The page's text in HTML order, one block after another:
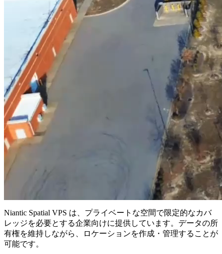
Niantic Spatial VPS は、プライベートな空間で限定的なカバ
レッジを必要とする企業向けに提供しています。データの所
有権を維持しながら、ロケーションを作成・管理することが
可能です。